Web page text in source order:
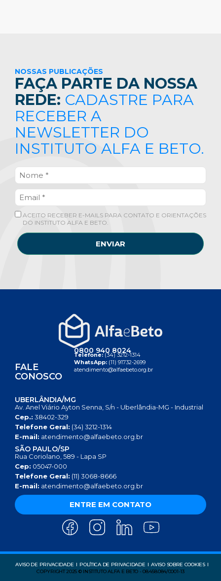
NOSSAS PUBLICAÇÕES
FAÇA PARTE DA NOSSA
REDE: CADASTRE PARA
RECEBER A
NEWSLETTER DO
INSTITUTO ALFA E BETO.
ACEITO RECEBER E-MAILS PARA CONTATO E ORIENTAÇÕES
DO INSTITUTO ALFA E BETO.
ENVIAR
FALE
CONOSCO
0800 940 8024
Telefone:(34) 3212-1314
WhatsApp: (11) 91732-2699
atendimento@alfaebeto.org.br
UBERLÂNDIA/MG
Av. Anel Viário Ayton Senna, S/n - Uberlândia-MG - Industrial
Cep.: 38402-329
Telefone Geral: (34) 3212-1314
E-mail: atendimento@alfaebeto.org.br
SÃO PAULO/SP
Rua Coriolano, 589 - Lapa SP
Cep: 05047-000
Telefone Geral: (11) 3068-8666
E-mail: atendimento@alfaebeto.org.br
ENTRE EM CONTATO
AVISO DE PRIVACIDADE POLÍTICA DE PRIVACIDADE
AVISO SOBRE COOKIES
COPYRIGHT 2025 © INSTITUTO ALFA E BETO - 08.458.084/0001-13